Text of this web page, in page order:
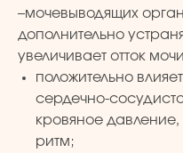
–мочевыводящих
дополнительно
увеличивает отток
положительно
сердечно-
кровяное
ритм;